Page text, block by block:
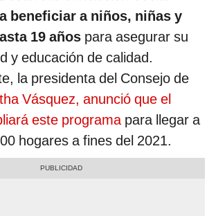
beneficiar a niños, niñas y
19 años para asegurar su
y educación de calidad.
la presidenta del Consejo de
Vásquez, anunció que el
este programapara llegar a
hogares a fines del 2021.